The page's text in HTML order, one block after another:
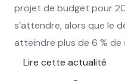
projet de budget pour
s’attendre, alors que le
atteindre plus de 6 % de
Lire cette actualité